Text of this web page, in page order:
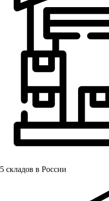
5 складов в России